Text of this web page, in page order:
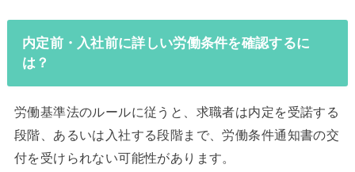
内定前・入社前に詳しい労働条件を確認するに
は？
労働基準法のルールに従うと、求職者は内定を受諾する
段階、あるいは入社する段階まで、労働条件通知書の交
付を受けられない可能性があります。